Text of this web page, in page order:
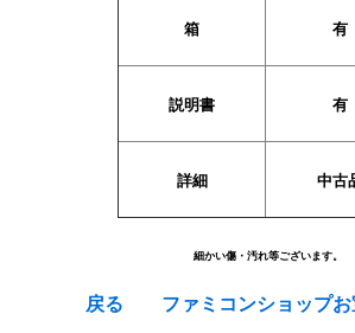
箱 有
説明書 有
詳細 中古
細かい傷・汚れ等ございます。
戻る ファミコンショップ